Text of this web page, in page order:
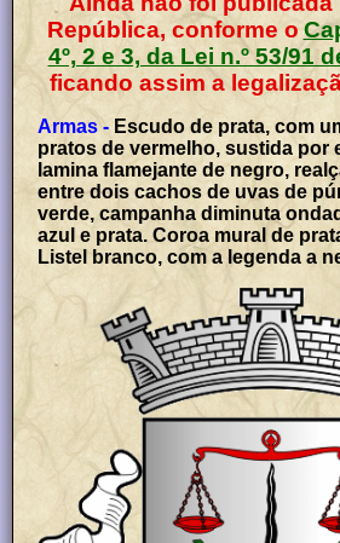
República, conforme o
4º, 2 e 3, da Lei n.º 53/91
ficando assim a
Armas - Escudo de prata, com
pratos de vermelho, sustida por
lamina flamejante de negro,
entre dois cachos de uvas de
verde, campanha diminuta
azul e prata. Coroa mural de
Listel branco, com a legenda a